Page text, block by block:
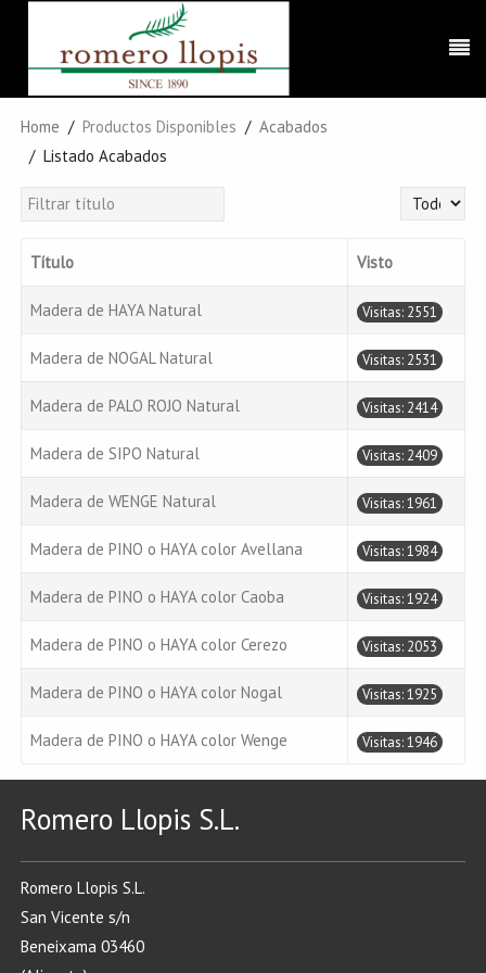
Home Productos Disponibles
Acabados
Listado Acabados
Filtrar título Cantidad a
Título Visto
Madera de HAYA Natural Visitas: 2551
Madera de NOGAL Natural Visitas: 2531
Madera de PALO ROJO Natural Visitas: 2414
Madera de SIPO Natural Visitas: 2409
Madera de WENGE Natural Visitas: 1961
Madera de PINO o HAYA color Avellana Visitas: 1984
Madera de PINO o HAYA color Caoba Visitas: 1924
Madera de PINO o HAYA color Cerezo Visitas: 2053
Madera de PINO o HAYA color Nogal Visitas: 1925
Madera de PINO o HAYA color Wenge Visitas: 1946
Romero Llopis S.L.
Romero Llopis S.L.
San Vicente s/n
Beneixama 03460